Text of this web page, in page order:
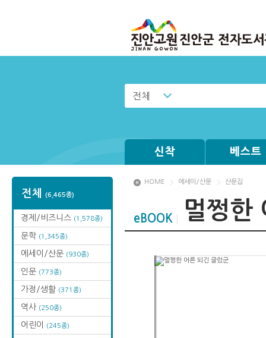
전체
신착 베스트
전체 (6,465종)
경제/비즈니스 (1,578종)
문학 (1,345종)
에세이/산문 (930종)
인문 (773종)
가정/생활 (371종)
역사 (250종)
어린이 (245종)
HOME 에세이/산문 산문집
eBOOK 멀쩡한